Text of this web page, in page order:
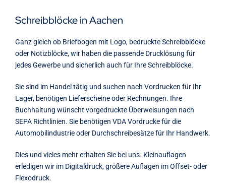
Schreibblöcke in Aachen
Ganz gleich ob Briefbogen mit Logo, bedruckte Schreibblöcke
oder Notizblöcke, wir haben die passende Drucklösung für
jedes Gewerbe und sicherlich auch für Ihre Schreibblöcke.
Sie sind im Handel tätig und suchen nach Vordrucken für Ihr
Lager, benötigen Lieferscheine oder Rechnungen. Ihre
Buchhaltung wünscht vorgedruckte Überweisungen nach
SEPA Richtlinien. Sie benötigen VDA Vordrucke für die
Automobilindustrie oder Durchschreibesätze für Ihr Handwerk.
Dies und vieles mehr erhalten Sie bei uns. Kleinauflagen
erledigen wir im Digitaldruck, größere Auflagen im Offset- oder
Flexodruck.